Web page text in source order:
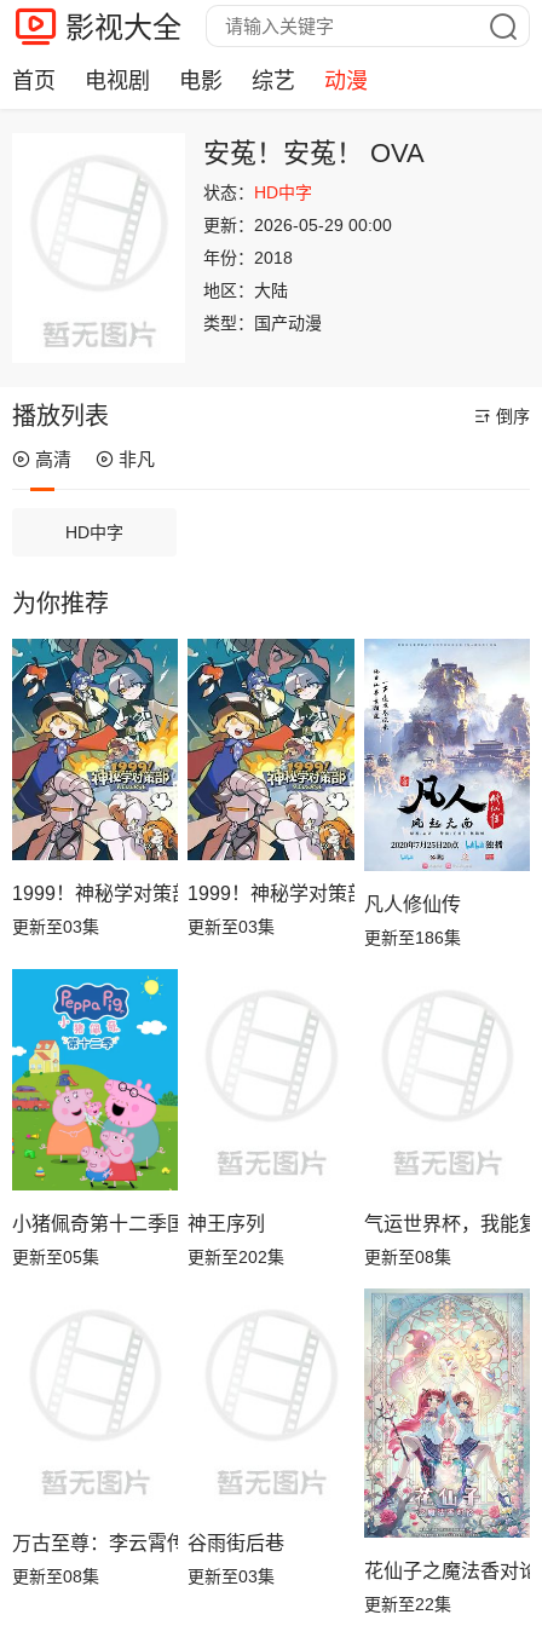
影视大全
首页 电视剧 电影 综艺 动漫
安菟！安菟！ OVA
状态： HD中字
更新： 2026-05-29 00:00
年份： 2018
地区： 大陆
类型：
国产动漫
播放列表 倒序
高清 非凡
HD中字
为你推荐
1999！神秘学对策部英语
更新至03集
1999！神秘学对策部国语
更新至03集
凡人修仙传
更新至186集
小猪佩奇第十二季国语
更新至05集
神王序列
更新至202集
气运世界杯，我能
更新至08集
万古至尊：李云霄传
更新至08集
谷雨街后巷
更新至03集 花仙子之魔法香对论
更新至22集